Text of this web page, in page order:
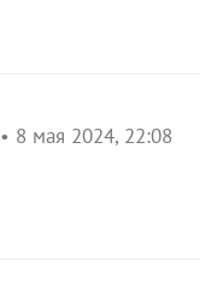
8 мая 2024, 22:08